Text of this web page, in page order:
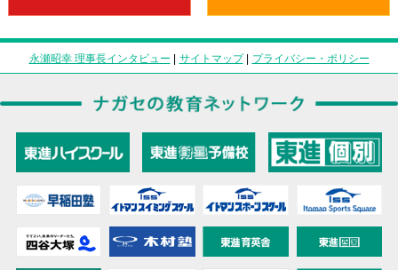
永瀬昭幸 理事長インタビュー | サイトマップ| プライバシー・ポリシー